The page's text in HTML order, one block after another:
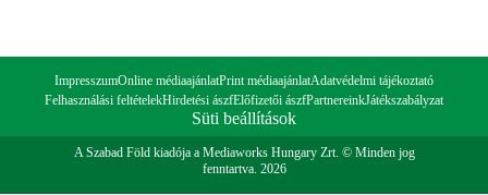
ImpresszumOnline médiaajánlatPrint médiaajánlatAdatvédelmi tájékoztató
Felhasználási feltételekHirdetési ászfElőfizetői ászfPartnereinkJátékszabályzat
Süti beállítások
A Szabad Föld kiadója a Mediaworks Hungary Zrt. © Minden jog
fenntartva. 2026